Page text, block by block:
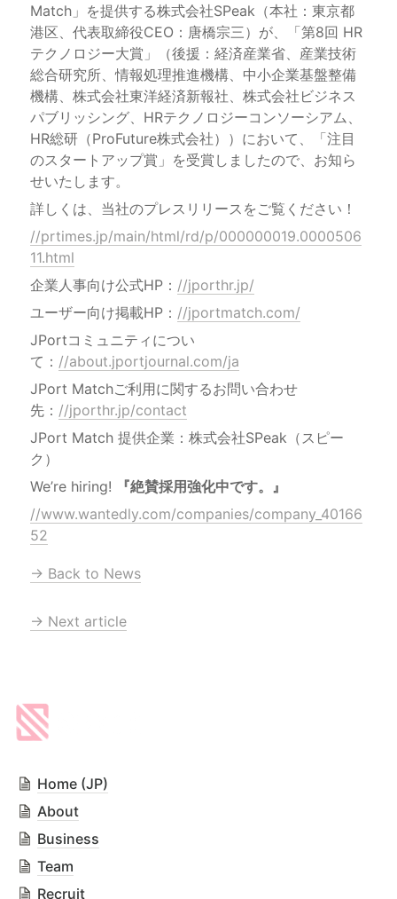
Match」を提供する株式会社SPeak（本社：東京都
港区、代表取締役CEO：唐橋宗三）が、「第8回 HR
テクノロジー大賞」（後援：経済産業省、産業技術
総合研究所、情報処理推進機構、中小企業基盤整備
機構、株式会社東洋経済新報社、株式会社ビジネス
パブリッシング、HRテクノロジーコンソーシアム、
HR総研（ProFuture株式会社））において、「注目
のスタートアップ賞」を受賞しましたので、お知ら
詳しくは、当社のプレスリリースをご覧ください！
//prtimes.jp/main/html/rd/p/000000019.0000506
11.html
企業人事向け公式HP： //jporthr.jp/
ユーザー向け掲載HP： //jportmatch.com/
JPortコミュニティについ
て： //about.jportjournal.com/ja
JPort Matchご利用に関するお問い合わせ
先： //jporthr.jp/contact
JPort Match 提供企業：株式会社SPeak（スピー
We’re hiring!
『絶賛採用強化中です。』
//www.wantedly.com/companies/company_40166
52
→ Back to News
→ Next article
Home (JP)
About
Business
Team
Recruit